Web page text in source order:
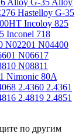
Alloy G-35 Alloy
Hastelloy G-35
Incoloy 825
Inconel 718
N02201 N04400
N06617
N08811
Nimonic 80A
2.4360 2.4361
2.4819 2.4851
по другим